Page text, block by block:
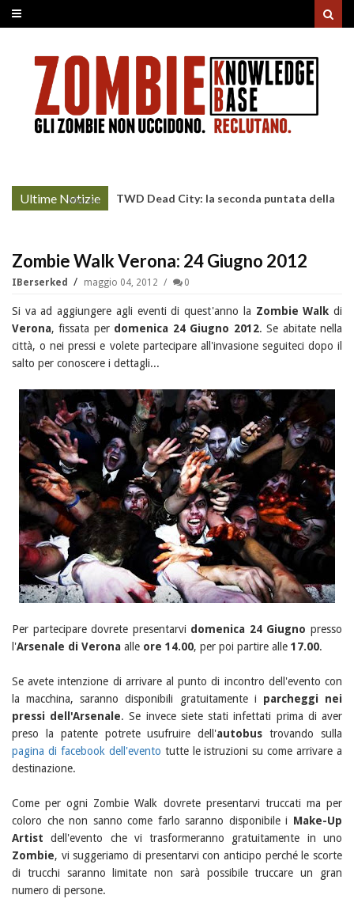
Ultime Notizie
More »
TWD Dead City: la seconda puntata della
Zombie Walk Verona: 24 Giugno 2012
IBerserked maggio 04, 2012 0
Si va ad aggiungere agli eventi di quest'anno la Zombie Walk di
Verona, fissata per domenica 24 Giugno 2012. Se abitate nella
città, o nei pressi e volete partecipare all'invasione seguiteci dopo il
salto per conoscere i dettagli...
Per partecipare dovrete presentarvi domenica 24 Giugno presso
l'Arsenale di Verona alle ore 14.00, per poi partire alle 17.00.
Se avete intenzione di arrivare al punto di incontro dell'evento con
la macchina, saranno disponibili gratuitamente i parcheggi nei
pressi dell'Arsenale. Se invece siete stati infettati prima di aver
preso la patente potrete usufruire dell'autobus trovando sulla
pagina di facebook dell'evento tutte le istruzioni su come arrivare a
destinazione.
Come per ogni Zombie Walk dovrete presentarvi truccati ma per
coloro che non sanno come farlo saranno disponibile i Make-Up
Artist dell'evento che vi trasformeranno gratuitamente in uno
Zombie, vi suggeriamo di presentarvi con anticipo perché le scorte
di trucchi saranno limitate non sarà possibile truccare un gran
numero di persone.